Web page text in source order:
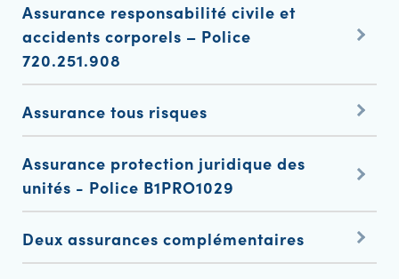
Assurance responsabilité civile et
accidents corporels – Police
720.251.908
Assurance tous risques
Assurance protection juridique des
unités - Police B1PRO1029
Deux assurances complémentaires